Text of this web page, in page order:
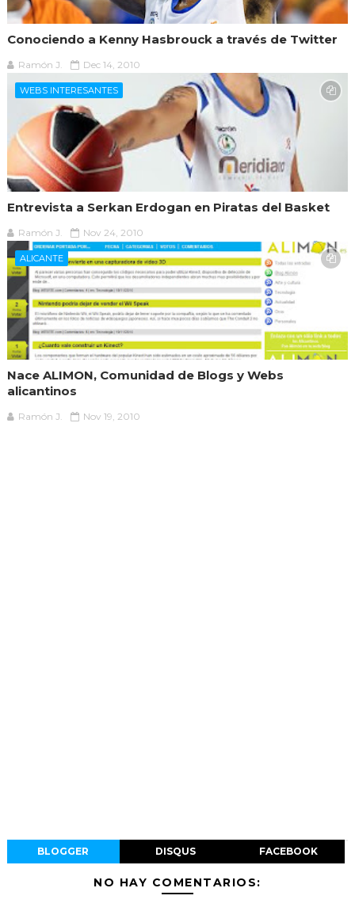
Conociendo a Kenny Hasbrouck a través de Twitter
Ramón J. Dec 14, 2010
WEBS INTERESANTES
Entrevista a Serkan Erdogan en Piratas del Basket
Ramón J. Nov 24, 2010
ALICANTE
Nace ALIMON, Comunidad de Blogs y Webs
alicantinos
Ramón J. Nov 19, 2010
BLOGGER DISQUS FACEBOOK
NO HAY COMENTARIOS: